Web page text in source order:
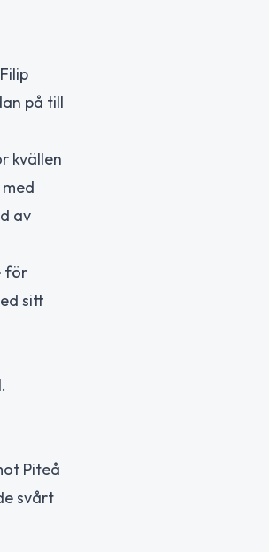
på till
kvällen
av
för
sitt
Piteå
svårt